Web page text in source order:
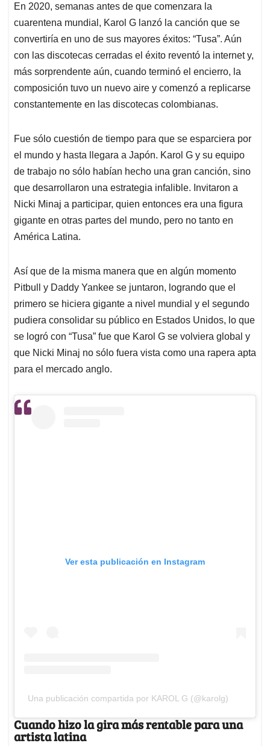
En 2020, semanas antes de que comenzara la
cuarentena mundial, Karol G lanzó la canción que se
convertiría en uno de sus mayores éxitos: “Tusa”. Aún
con las discotecas cerradas el éxito reventó la internet y,
más sorprendente aún, cuando terminó el encierro, la
composición tuvo un nuevo aire y comenzó a replicarse
constantemente en las discotecas colombianas.
Fue sólo cuestión de tiempo para que se esparciera por
el mundo y hasta llegara a Japón. Karol G y su equipo
de trabajo no sólo habían hecho una gran canción, sino
que desarrollaron una estrategia infalible. Invitaron a
Nicki Minaj a participar, quien entonces era una figura
gigante en otras partes del mundo, pero no tanto en
América Latina.
Así que de la misma manera que en algún momento
Pitbull y Daddy Yankee se juntaron, logrando que el
primero se hiciera gigante a nivel mundial y el segundo
pudiera consolidar su público en Estados Unidos, lo que
se logró con “Tusa” fue que Karol G se volviera global y
que Nicki Minaj no sólo fuera vista como una rapera apta
para el mercado anglo.
Ver esta publicación en Instagram
Una publicación compartida por KAROL G (@karolg)
Cuando hizo la gira más rentable para una
artista latina